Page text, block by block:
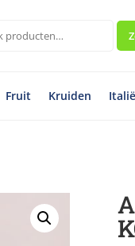
Fruit Kruiden